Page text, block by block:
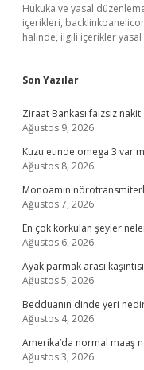
Hukuka ve yasal
içerikleri,
halinde, ilgili içerikler yasal
Son Yazılar
Ziraat Bankası faizsiz
Ağustos 9, 2026
Kuzu etinde omega 3 var
Ağustos 8, 2026
Monoamin
Ağustos 7, 2026
En çok korkulan şeyler
Ağustos 6, 2026
Ayak parmak arası
Ağustos 5, 2026
Bedduanın dinde yeri
Ağustos 4, 2026
Amerika’da normal maaş
Ağustos 3, 2026